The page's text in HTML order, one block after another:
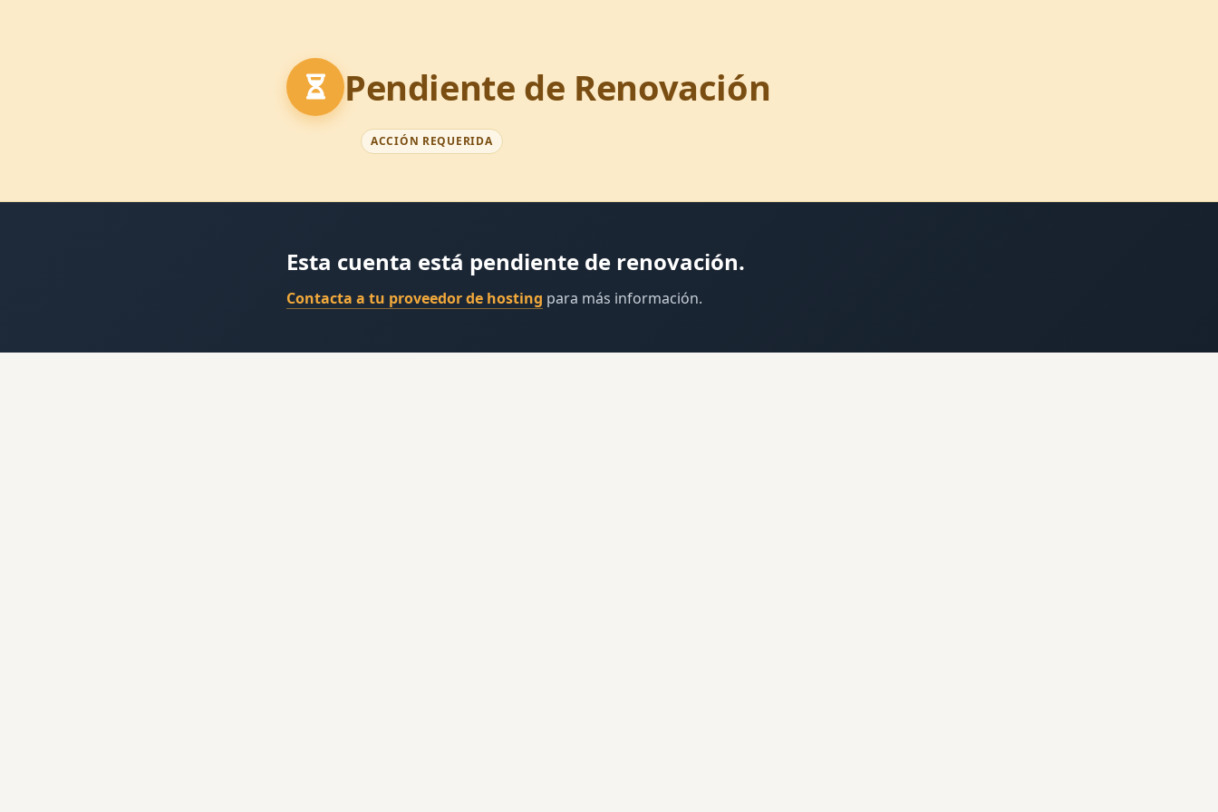
Pendiente de Renovación
ACCIÓN REQUERIDA
Esta cuenta está pendiente de renovación.
Contacta a tu proveedor de hosting para más información.